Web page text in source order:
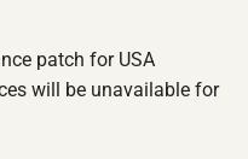
patch for USA
will be unavailable for